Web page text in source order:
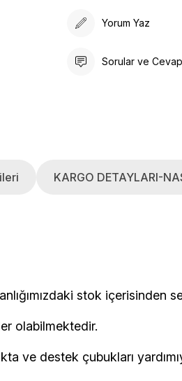
Yorum Yaz
Sorular ve
KARGO DETAYLARI-
stok
olabilmektedir.
ve destek çubukları